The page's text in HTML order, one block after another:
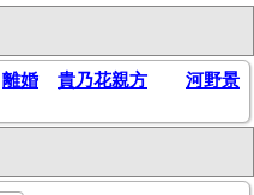
離婚 貴乃花親方
河野景